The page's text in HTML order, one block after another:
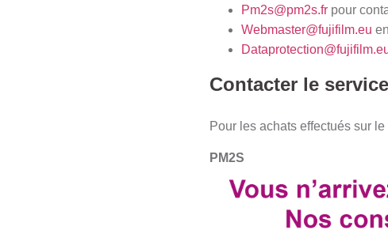
Pm2s@pm2s.fr pour
Webmaster@fujifilm.eu
Contacter le
Pour les achats effectués sur
PM2S